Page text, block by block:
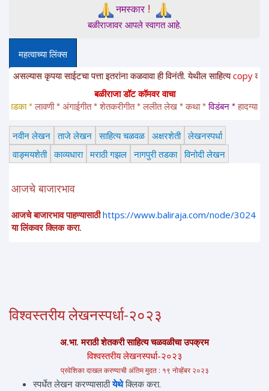
नमस्कार!
बळीराजावर आपले स्वागत आहे.
महत्वाच्या लिंक्स
कृपया साईटचा पत्ता इतरांना कळवावा ही विनंती. येथील साहित्यcopyकरून
बळीराजा डॉट कॉमवर वाचा
* लावणी * अंगाईगीत * शेतकरीगीत * ललीत लेख * कथा * विडंबन * हादग्याची
नवीन लेखन ताजे लेखन साहित्य चळवळ अक्षरशेती लेखनस्पर्धा
वाङ्मयशेती काव्यधारा मराठी गझल नागपुरी तडका विनोदी लेखन
आजचे बाजारभाव
आजचे बाजारभाव पाहण्यासाठी https://www.baliraja.com/node/3024
या लिंकवर क्लिक करा.
विश्वस्तरीय लेखनस्पर्धा-२०२३
अ.भा. मराठी शेतकरी साहित्य चळवळीचा उपक्रम
विश्वस्तरीय लेखनस्पर्धा-२०२३
प्रवेशिका दाखल करण्याची अंतिम मुदत : १९ नोव्हेंबर २०२३
स्पर्धेत लेखन करण्यासाठीयेथेक्लिक करा.